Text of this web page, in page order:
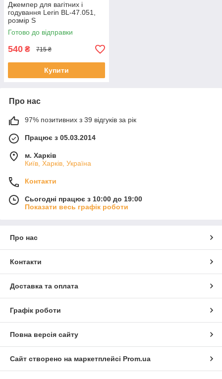
Джемпер для вагітних і
годування Lerin BL-47.051,
розмір S
Готово до відправки
540 ₴ 715 ₴
Купити
Про нас
97% позитивних з 39 відгуків за рік
Працює з 05.03.2014
м. Харків
Київ, Харків, Україна
Контакти
Сьогодні працює з 10:00 до 19:00
Показати весь графік роботи
Про нас
Контакти
Доставка та оплата
Графік роботи
Повна версія сайту
Сайт створено на маркетплейсі Prom.ua